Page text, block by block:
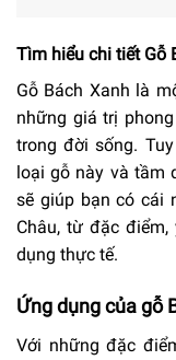
Tìm hiểu chi tiết Gỗ
Gỗ Bách Xanh là
những giá trị
trong đời sống.
loại gỗ này và tầm
sẽ giúp bạn có cái
Châu, từ đặc
dụng thực tế.
Ứng dụng của gỗ
Với những đặc